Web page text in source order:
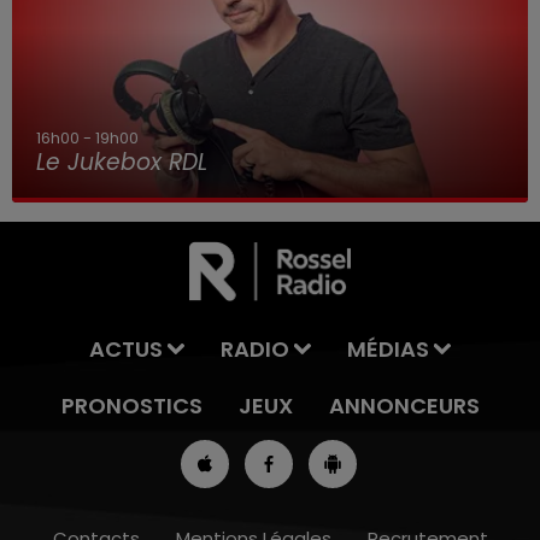
16h00 - 19h00
Le Jukebox RDL
ACTUS RADIO
MÉDIAS
PRONOSTICS
JEUX ANNONCEURS